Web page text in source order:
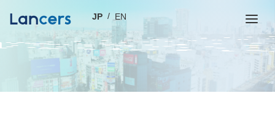
JP EN